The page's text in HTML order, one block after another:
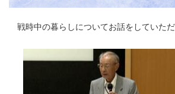
戦時中の暮らしについてお話をしていただ